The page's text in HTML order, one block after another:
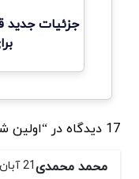
جزئیات جدید
17 دیدگاه در “اولین شبکه اجتماعی کاردانو راه اندازی شد!”
محمد محمدی21 آبان 1403 - 09:42